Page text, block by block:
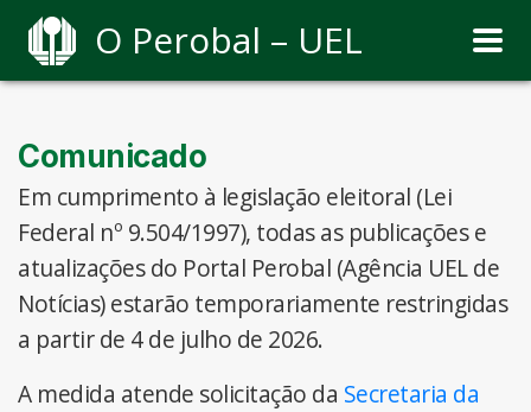
O Perobal – UEL
Comunicado
Em cumprimento à legislação eleitoral (Lei
Federal nº 9.504/1997), todas as publicações e
atualizações do Portal Perobal (Agência UEL de
Notícias) estarão temporariamente restringidas
a partir de 4 de julho de 2026.
A medida atende solicitação da Secretaria da